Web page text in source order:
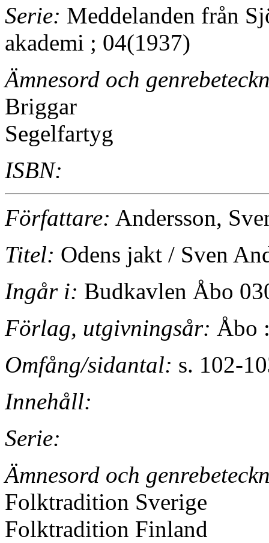
Serie: Meddelanden från
akademi ; 04(1937)
Ämnesord och
Briggar
Segelfartyg
ISBN:
Författare: Andersson,
Titel: Odens jakt / Sven
Ingår i: Budkavlen Åbo
Förlag, utgivningsår: Åbo
Omfång/sidantal: s. 102-
Innehåll:
Serie:
Ämnesord och
Folktradition Sverige
Folktradition Finland